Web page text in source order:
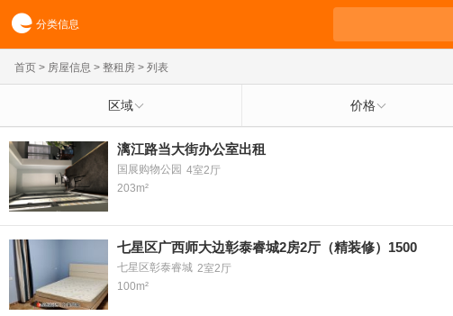
分类信息
首页 > 房屋信息 > 整租房 > 列表
区域 价格
漓江路当大街办公室出租
国展购物公园 4室2厅
203m²
七星区广西师大边彰泰睿城2房2厅（精装修）1500
七星区彰泰睿城 2室2厅
100m²